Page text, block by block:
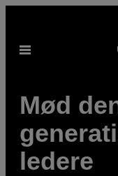
indhold
Åbn
Mød
ledere